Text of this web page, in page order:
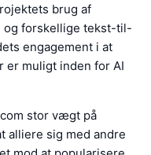
brug af
og forskellige tekst-til-
engagement i at
er muligt inden for AI
stor vægt på
alliere sig med andre